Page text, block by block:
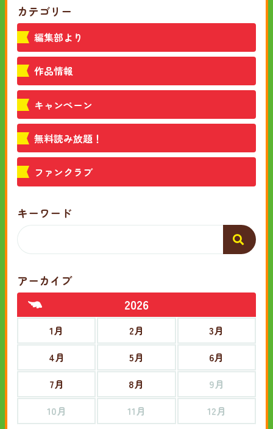
カテゴリー
編集部より
作品情報
キャンペーン
無料読み放題！
ファンクラブ
キーワード
アーカイブ
2026
1月 2月
3月
4月
5月
6月
7月
8月
9月
10月
11月 12月